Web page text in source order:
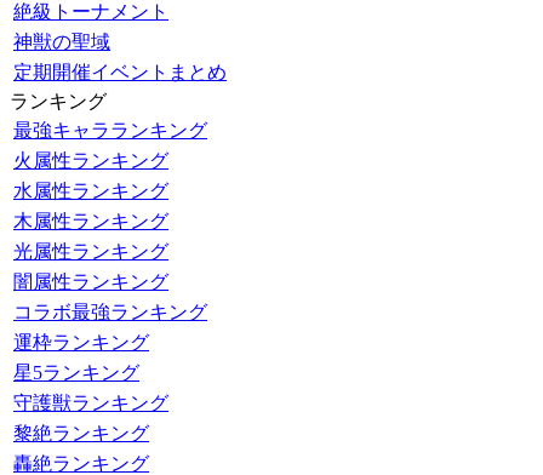
絶級トーナメント
神獣の聖域
定期開催イベントまとめ
ランキング
最強キャラランキング
火属性ランキング
水属性ランキング
木属性ランキング
光属性ランキング
闇属性ランキング
コラボ最強ランキング
運枠ランキング
星5ランキング
守護獣ランキング
黎絶ランキング
轟絶ランキング